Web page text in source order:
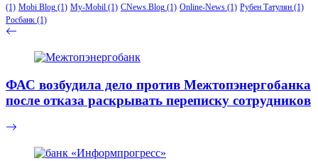
(1) Mobi Blog (1) My-Mobil (1) CNews.Blog (1) Online-News (1) Рубен Татулян (1)
Росбанк (1)
ФАС возбудила дело против Межтопэнергобанка
после отказа раскрывать переписку сотрудников